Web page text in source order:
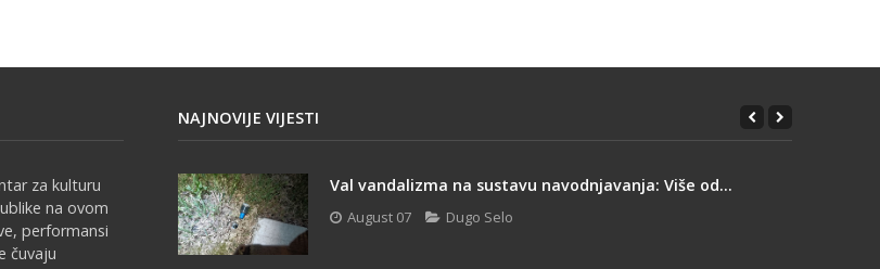
za kulturu
na ovom
performansi
čuvaju
NAJNOVIJE VIJESTI
Val vandalizma na sustavu navodnjavanja: Više od...
August 07 Dugo Selo